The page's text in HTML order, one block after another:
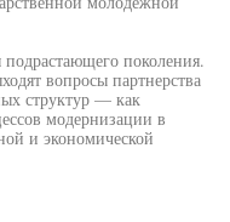
поколения.
вопросы партнерства
структур — как
модернизации в
и экономической